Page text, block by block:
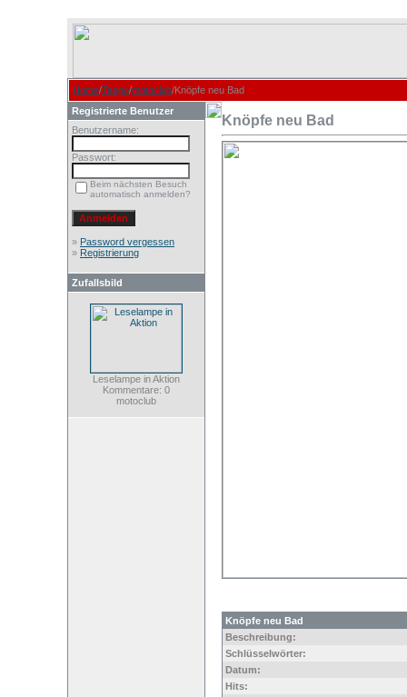
Home/Tango/motoclub/Knöpfe neu Bad
Registrierte Benutzer
Benutzername:
Passwort:
Beim nächsten Besuch
automatisch anmelden?
» Password vergessen
» Registrierung
Zufallsbild
Leselampe in Aktion
Kommentare: 0
motoclub
Knöpfe neu Bad
Knöpfe neu Bad
Beschreibung:
Schlüsselwörter:
Datum:
Hits: